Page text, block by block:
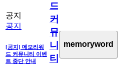
공지
공지
[공지] 메모리워
드 커뮤니티 이벤
트 중단 안내
드
커
뮤
니
티
memoryword